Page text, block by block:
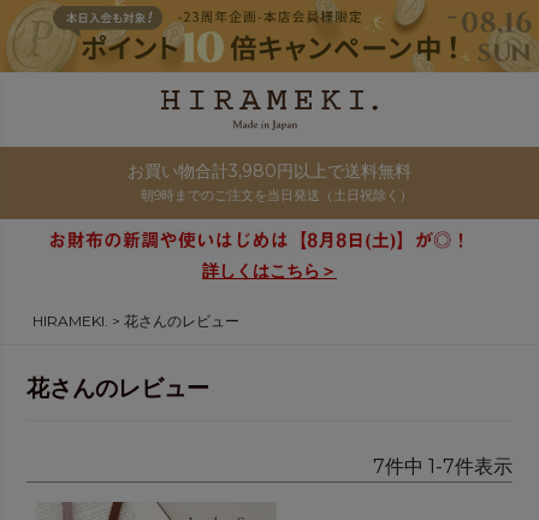
お買い物合計3,980円以上で送料無料
朝9時までのご注文を当日発送（土日祝除く）
詳しくはこちら＞
HIRAMEKI. 花さんのレビュー
花さんのレビュー
7件中 1 -7件表示